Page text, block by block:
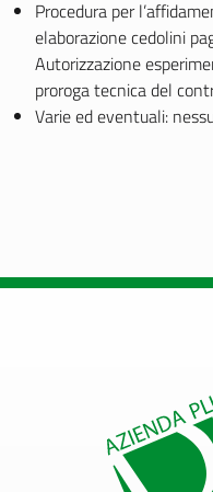
Procedura per
elaborazione cedolini
Autorizzazione
proroga tecnica del
Varie ed eventuali: